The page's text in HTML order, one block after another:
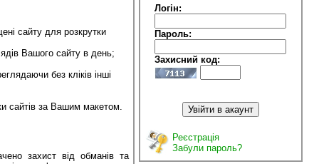
сайту для розкрутки
Вашого сайту в день;
без кліків інші
сайтів за Вашим макетом.
захист від обманів та
Логін:
Пароль:
Захисний код:
Реєстрація
Забули пароль?